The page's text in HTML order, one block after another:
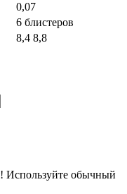
0,07
6 блистеров
8,4 8,8
Используйте обычный